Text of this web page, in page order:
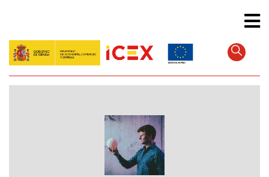
conteúdo
principal